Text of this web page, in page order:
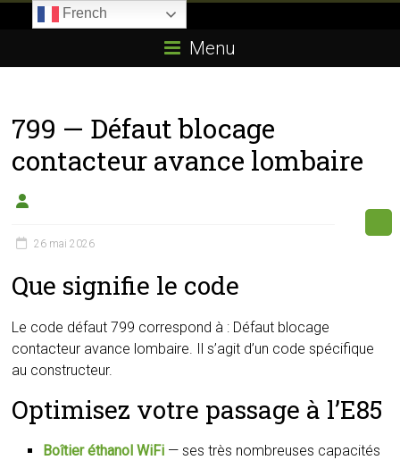
E85.com
passion
boîtier
éthanol
Menu
799 — Défaut blocage
contacteur avance lombaire
26 mai 2026
Que signifie le code
Le code défaut 799 correspond à : Défaut blocage
contacteur avance lombaire. Il s’agit d’un code spécifique
au constructeur.
Optimisez votre passage à l’E85
Boîtier éthanol WiFi — ses très nombreuses capacités
French